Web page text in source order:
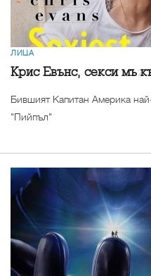
ЛИЦА
Крис Евънс, секси
Бившият Капитан Америка
"Пийпъл"